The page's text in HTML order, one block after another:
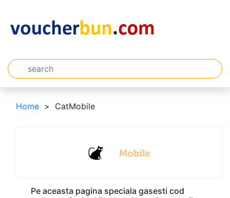
Home CatMobile
Pe aceasta pagina speciala gasesti cod